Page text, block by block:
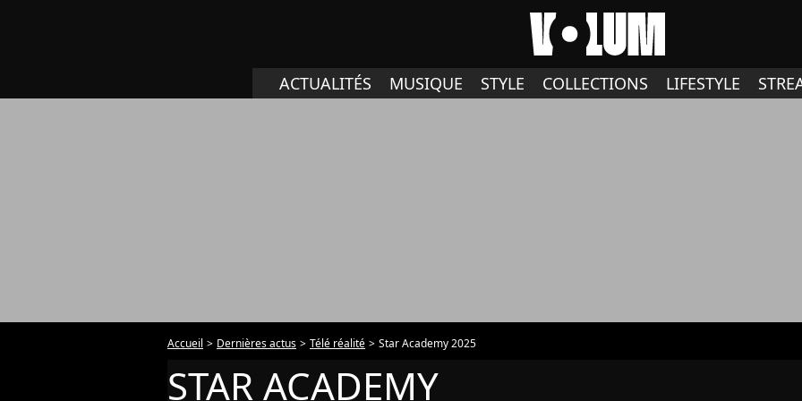
ACTUALITÉS MUSIQUE STYLE COLLECTIONS LIFESTYLE
Accueil Dernières actus Télé réalité Star Academy 2025
STAR ACADEMY